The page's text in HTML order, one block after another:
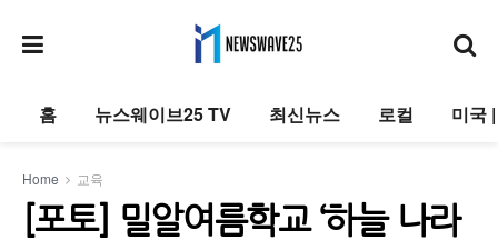
홈 뉴스웨이브25 TV 최신뉴스 로컬 미국
Home 교육
[포토] 밀알여름학교 ‘하늘 나라